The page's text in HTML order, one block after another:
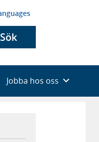
Sök
Jobba hos oss